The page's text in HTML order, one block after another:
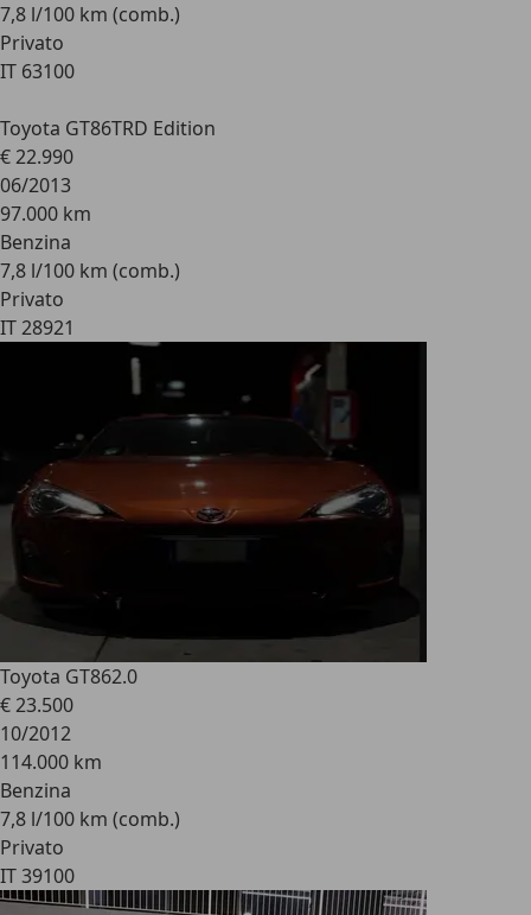
7,8 l/100 km (comb.)
Privato
IT 63100
Toyota GT86TRD Edition
€ 22.990
06/2013
97.000 km
Benzina
7,8 l/100 km (comb.)
Privato
IT 28921
Toyota GT862.0
€ 23.500
10/2012
114.000 km
Benzina
7,8 l/100 km (comb.)
Privato
IT 39100